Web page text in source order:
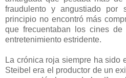
fraudulento y angustiado por
principio no encontró más
que frecuentaban los cines
entretenimiento estridente.
La crónica roja siempre ha sido
Steibel era el productor de un